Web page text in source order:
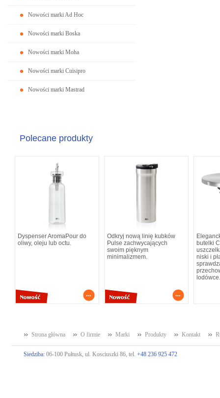
Nowości marki Ad Hoc
Nowości marki Boska
Nowości marki Moha
Nowości marki Cuisipro
Nowości marki Mastrad
Polecane produkty
Dyspenser AromaPour do
oliwy, oleju lub octu.
Odkryj nową linię kubków
Pulse zachwycających
swoim pięknym
minimalizmem.
butelki
niski i
lodówce.
Strona główna O firmie Marki Produkty Kontakt
Siedziba: 06-100 Pułtusk, ul. Kosciuszki 86, tel. +48 236 925 472